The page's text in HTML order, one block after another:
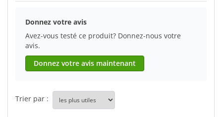
Donnez votre avis
Avez-vous testé ce produit? Donnez-nous votre
avis.
Donnez votre avis maintenant
Trier par :